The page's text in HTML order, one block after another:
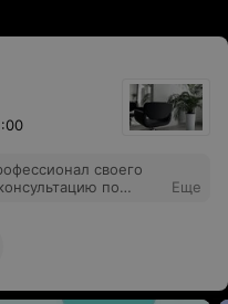
своего
по
высоком уровне.
Теперь мои
меня огромная
работу. Студию
Еще